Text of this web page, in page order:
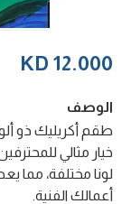
12.000 KD
الوصف
طقم أكريليك ذو
لونا مختلفة، مما
أعمالك الفنية.